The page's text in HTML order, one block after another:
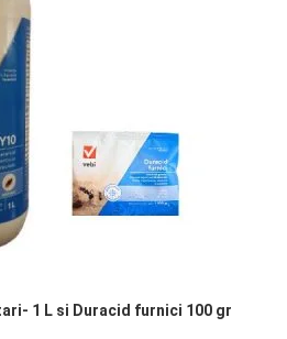
1 L si Duracid furnici 100 gr